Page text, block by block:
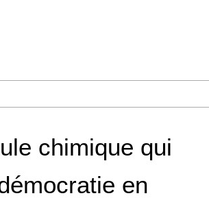
chimique qui
en